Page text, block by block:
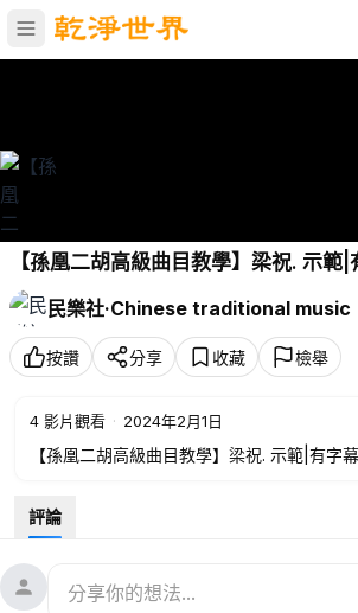
【孫凰二胡高級曲目教學】梁祝. 示
subtitles.Butterfly Lovers
民樂社·Chinese traditional music
按讚 分享 收藏 檢舉
4 影片觀看 · 2024年2月1日
【孫凰二胡高級曲目教學】梁祝. 示範|有字
評論